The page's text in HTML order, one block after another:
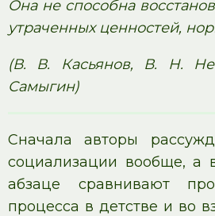
Она не способна
утраченных ценностей,
(В. В. Касьянов, В. Н.
Самыгин)
Сначала авторы
социализации вообще, а
абзаце сравнивают
процесса в детстве и во